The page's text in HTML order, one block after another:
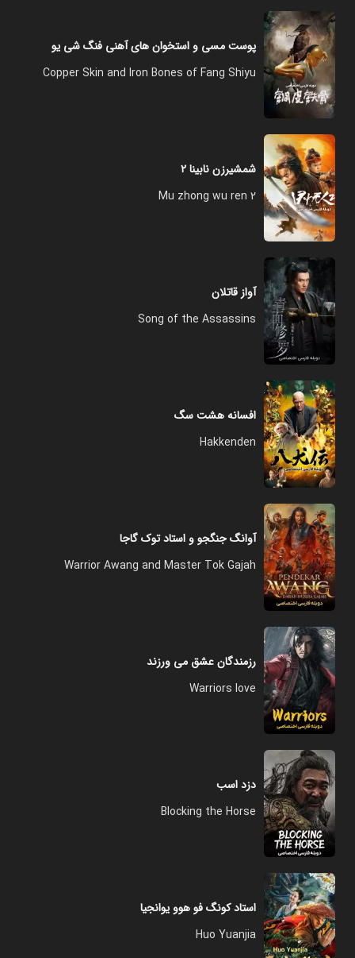
پوست مسی و استخوان های آهنی فنگ شی یو
Copper Skin and Iron Bones of Fang Shiyu
شمشیرزن نابینا ۲
Mu zhong wu ren 2
آواز قاتلان
Song of the Assassins
افسانه هشت سگ
Hakkenden
آوانگ جنگجو و استاد توک گاجا
Warrior Awang and Master Tok Gajah
رزمندگان عشق می‌ ورزند
Warriors love
دزد اسب
Blocking the Horse
استاد کونگ فو هوو یوانجیا
Huo Yuanjia